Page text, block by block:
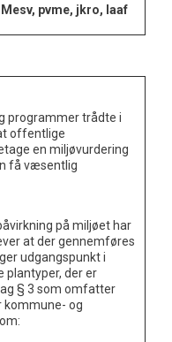
pvme, jkro, laaf
programmer trådte i
offentlige
en miljøvurdering
få væsentlig
på miljøet har
at der gennemføres
udgangspunkt i
plantyper, der er
§ 3 som omfatter
kommune- og